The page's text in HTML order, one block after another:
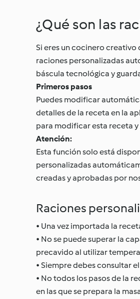
¿Qué son las
Si eres un cocinero creativo
raciones personalizadas
báscula tecnológica y
Primeros pasos
Puedes modificar
detalles de la receta en la
para modificar esta receta
Atención:
Esta función solo está
personalizadas
creadas y aprobadas por
Raciones
• Una vez importada la
• No se puede superar la
precavido al utilizar
• Siempre debes consultar
• No todos los pasos de la
en las que se prepara la